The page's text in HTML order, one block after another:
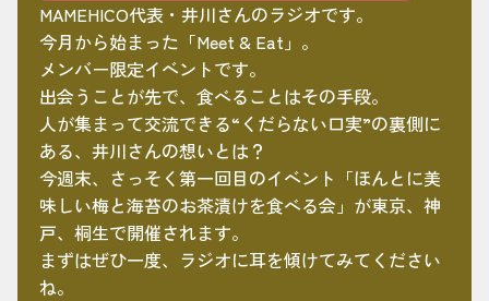
MAMEHICO代表・井川さんのラジオです。
今月から始まった「Meet & Eat」。
メンバー限定イベントです。
出会うことが先で、食べることはその手段。
人が集まって交流できる“くだらない口実”の裏側に
ある、井川さんの想いとは？
今週末、さっそく第一回目のイベント「ほんとに美
味しい梅と海苔のお茶漬けを食べる会」が東京、神
戸、桐生で開催されます。
まずはぜひ一度、ラジオに耳を傾けてみてください
ね。